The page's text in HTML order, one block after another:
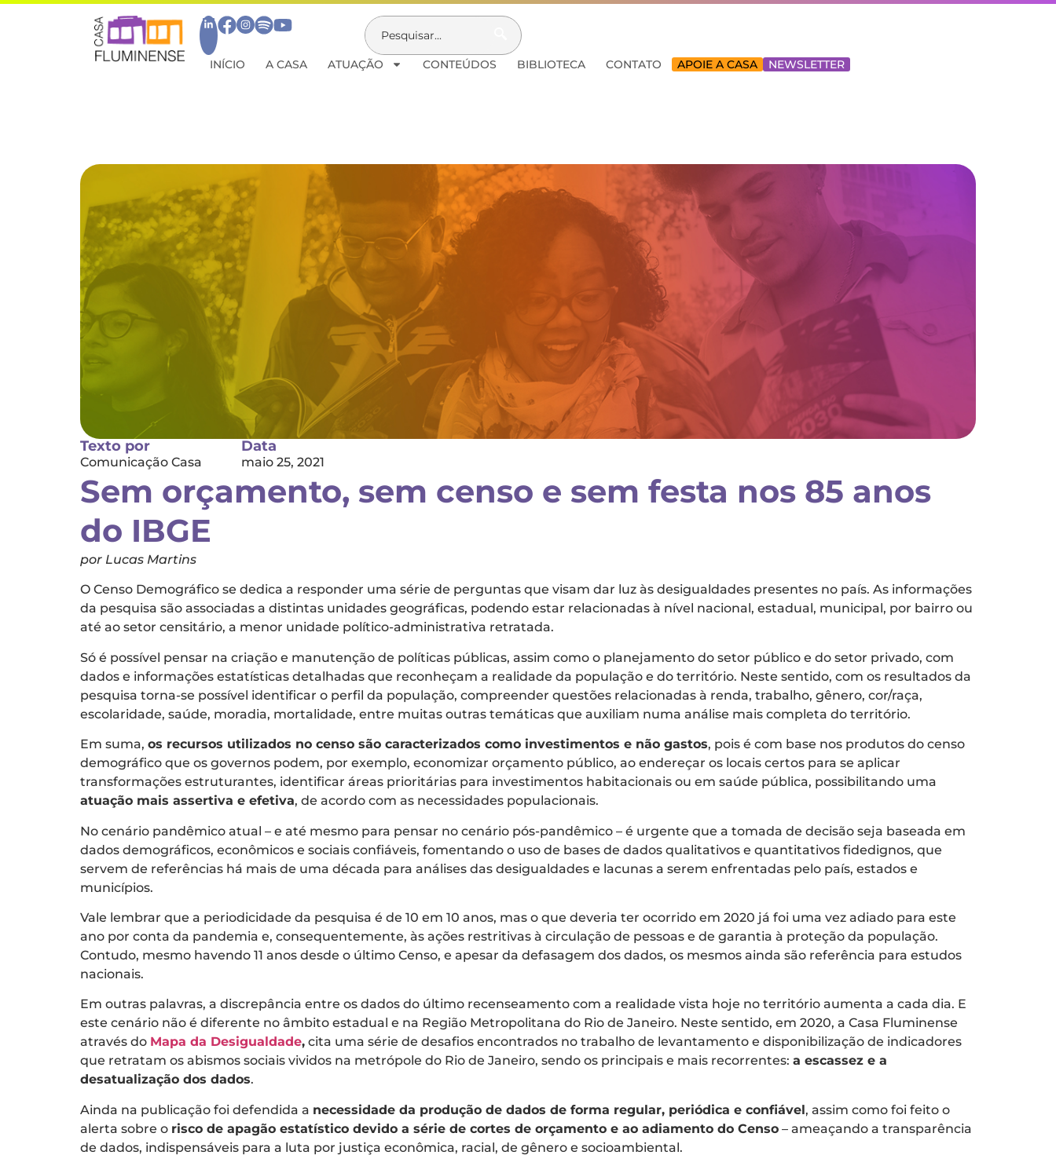
INÍCIO A CASA ATUAÇÃO CONTEÚDOS BIBLIOTECA CONTATO APOIE A CASA NEWSLETTER
Texto por
Comunicação Casa
Data
maio 25, 2021
Sem orçamento, sem censo e sem festa nos 85 anos
do IBGE
por Lucas Martins
O Censo Demográfico se dedica a responder uma série de perguntas que visam dar luz às desigualdades presentes no país. As informações
da pesquisa são associadas a distintas unidades geográficas, podendo estar relacionadas à nível nacional, estadual, municipal, por bairro ou
até ao setor censitário, a menor unidade político-administrativa retratada.
Só é possível pensar na criação e manutenção de políticas públicas, assim como o planejamento do setor público e do setor privado, com
dados e informações estatísticas detalhadas que reconheçam a realidade da população e do território. Neste sentido, com os resultados da
pesquisa torna-se possível identificar o perfil da população, compreender questões relacionadas à renda, trabalho, gênero, cor/raça,
escolaridade, saúde, moradia, mortalidade, entre muitas outras temáticas que auxiliam numa análise mais completa do território.
Em suma, os recursos utilizados no censo são caracterizados como investimentos e não gastos, pois é com base nos produtos do censo
demográfico que os governos podem, por exemplo, economizar orçamento público, ao endereçar os locais certos para se aplicar
transformações estruturantes, identificar áreas prioritárias para investimentos habitacionais ou em saúde pública, possibilitando uma
atuação mais assertiva e efetiva, de acordo com as necessidades populacionais.
No cenário pandêmico atual – e até mesmo para pensar no cenário pós-pandêmico – é urgente que a tomada de decisão seja baseada em
dados demográficos, econômicos e sociais confiáveis, fomentando o uso de bases de dados qualitativos e quantitativos fidedignos, que
servem de referências há mais de uma década para análises das desigualdades e lacunas a serem enfrentadas pelo país, estados e
municípios.
Vale lembrar que a periodicidade da pesquisa é de 10 em 10 anos, mas o que deveria ter ocorrido em 2020 já foi uma vez adiado para este
ano por conta da pandemia e, consequentemente, às ações restritivas à circulação de pessoas e de garantia à proteção da população.
Contudo, mesmo havendo 11 anos desde o último Censo, e apesar da defasagem dos dados, os mesmos ainda são referência para estudos
nacionais.
Em outras palavras, a discrepância entre os dados do último recenseamento com a realidade vista hoje no território aumenta a cada dia. E
este cenário não é diferente no âmbito estadual e na Região Metropolitana do Rio de Janeiro. Neste sentido, em 2020, a Casa Fluminense
através do Mapa da Desigualdade, cita uma série de desafios encontrados no trabalho de levantamento e disponibilização de indicadores
que retratam os abismos sociais vividos na metrópole do Rio de Janeiro, sendo os principais e mais recorrentes: a escassez e a
desatualização dos dados.
Ainda na publicação foi defendida a necessidade da produção de dados de forma regular, periódica e confiável, assim como foi feito o
alerta sobre o risco de apagão estatístico devido a série de cortes de orçamento e ao adiamento do Censo – ameaçando a transparência
de dados, indispensáveis para a luta por justiça econômica, racial, de gênero e socioambiental.